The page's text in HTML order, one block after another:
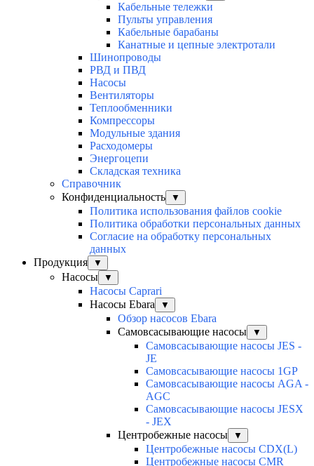
Кабельные тележки
Пульты управления
Кабельные барабаны
Канатные и цепные электротали
Шинопроводы
РВД и ПВД
Насосы
Вентиляторы
Теплообменники
Компрессоры
Модульные здания
Расходомеры
Энергоцепи
Складская техника
Справочник
Конфиденциальность
▼
Политика использования файлов cookie
Политика обработки персональных данных
Согласие на обработку персональных
данных
Продукция
▼
Насосы ▼
Насосы Caprari
Насосы Ebara
▼
Обзор насосов Ebara
Самовсасывающие насосы
▼
Самовсасывающие насосы JES -
JE
Самовсасывающие насосы 1GP
Самовсасывающие насосы AGA -
AGC
Самовсасывающие насосы JESX
- JEX
Центробежные насосы
▼
Центробежные насосы CDX(L)
Центробежные насосы CMR